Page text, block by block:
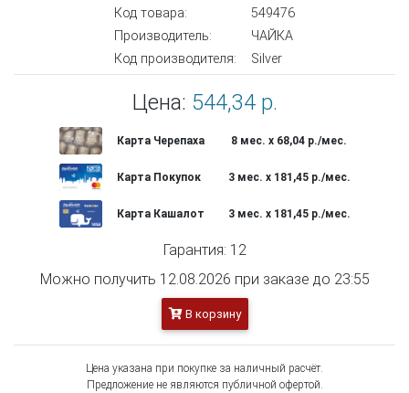
Код товара:
549476
Производитель:
ЧАЙКА
Код производителя:
Silver
Цена: 544,34 р.
Карта Черепаха 8 мес. х 68,04 р./мес.
Карта Покупок 3 мес. х 181,45 р./мес.
Карта Кашалот 3 мес. х 181,45 р./мес.
Гарантия: 12
Можно получить 12.08.2026 при заказе до 23:55
В корзину
Цена указана при покупке за наличный расчёт.
Предложение не являются публичной офертой.